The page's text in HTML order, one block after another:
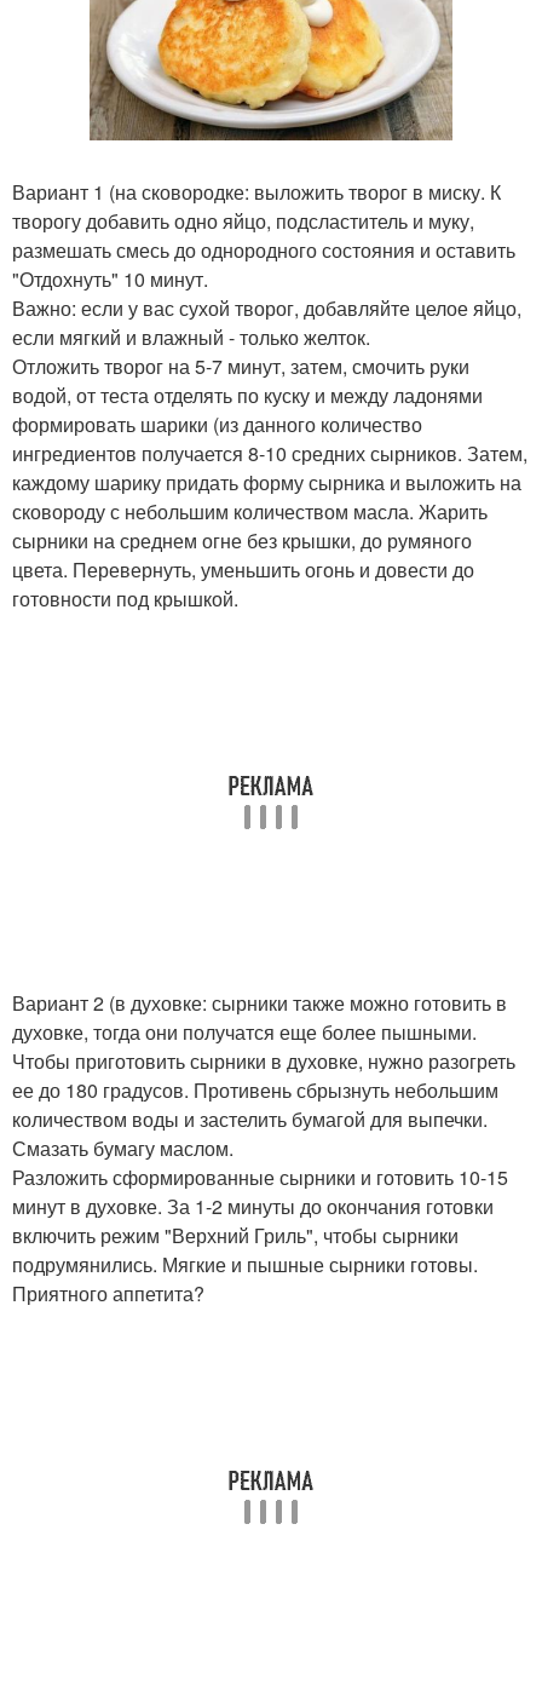
Вариант 1 (на сковородке: выложить творог в миску. К
творогу добавить одно яйцо, подсластитель и муку,
размешать смесь до однородного состояния и оставить
"Отдохнуть" 10 минут.
Важно: если у вас сухой творог, добавляйте целое яйцо,
если мягкий и влажный - только желток.
Отложить творог на 5-7 минут, затем, смочить руки
водой, от теста отделять по куску и между ладонями
формировать шарики (из данного количество
ингредиентов получается 8-10 средних сырников. Затем,
каждому шарику придать форму сырника и выложить на
сковороду с небольшим количеством масла. Жарить
сырники на среднем огне без крышки, до румяного
цвета. Перевернуть, уменьшить огонь и довести до
готовности под крышкой.
Вариант 2 (в духовке: сырники также можно готовить в
духовке, тогда они получатся еще более пышными.
Чтобы приготовить сырники в духовке, нужно разогреть
ее до 180 градусов. Противень сбрызнуть небольшим
количеством воды и застелить бумагой для выпечки.
Смазать бумагу маслом.
Разложить сформированные сырники и готовить 10-15
минут в духовке. За 1-2 минуты до окончания готовки
включить режим "Верхний Гриль", чтобы сырники
подрумянились. Мягкие и пышные сырники готовы.
Приятного аппетита?